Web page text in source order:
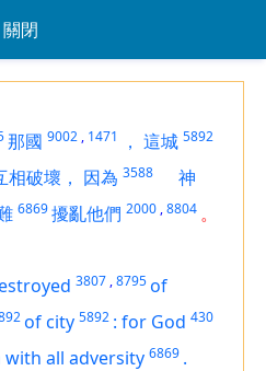
關閉
那國 9002 , 1471 ， 這城 5892
相破壞， 因為 3588 神
6869擾亂他們 2000 ,8804 。
3807 ,8795of
of city 5892 : for God 430
all adversity 6869 .